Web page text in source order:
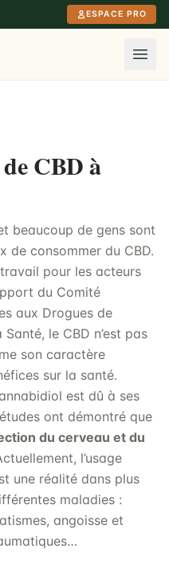
ESPACE PRO
CBD à
beaucoup de gens sont
de consommer du CBD.
travail pour les acteurs
du Comité
aux Drogues de
le CBD n’est pas
son caractère
sur la santé.
est dû à ses
ont démontré que
du cerveau et du
l’usage
une réalité dans plus
maladies :
angoisse et